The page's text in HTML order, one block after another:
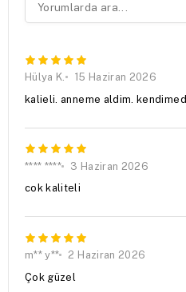
Hülya K.
15 Haziran 2026
kalieli. anneme aldim.
**** ****
3 Haziran 2026
cok kaliteli
m** y**
2 Haziran 2026
Çok güzel